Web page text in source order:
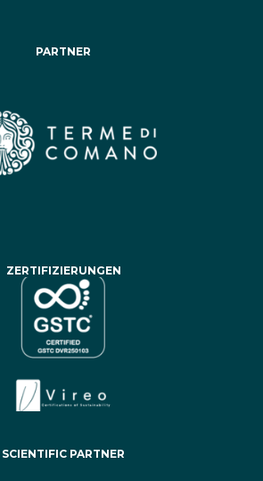
PARTNER
ZERTIFIZIERUNGEN
SCIENTIFIC PARTNER